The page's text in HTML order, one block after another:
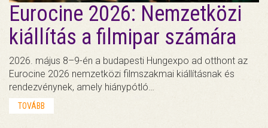
Eurocine 2026: Nemzetközi
kiállítás a filmipar számára
2026. május 8–9-én a budapesti Hungexpo ad otthont az
Eurocine 2026 nemzetközi filmszakmai kiállításnak és
rendezvénynek, amely hiánypótló…
TOVÁBB